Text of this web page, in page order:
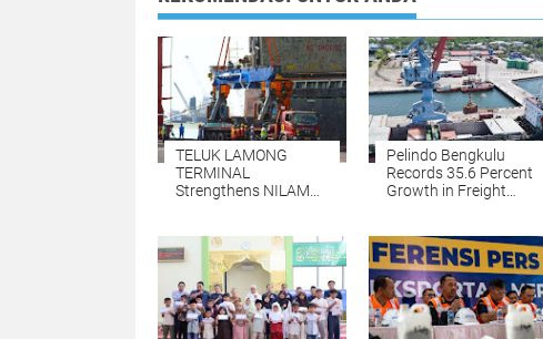
TELUK LAMONG
TERMINAL
Strengthens NILAM
Environmentally
Friendly E-RTGs
Pelindo Bengkulu
Records 35.6 Percent
Growth in Freight
Regional Economy